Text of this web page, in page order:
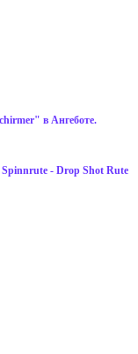
в Ангеботе.
- Drop Shot Rutе